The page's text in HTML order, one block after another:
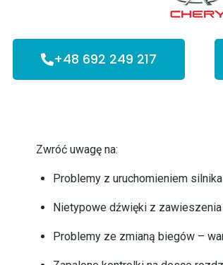
+48 692 249 217
Zwróć uwagę na:
Problemy z uruchomieniem
Nietypowe dźwięki z
Problemy ze zmianą biegów –